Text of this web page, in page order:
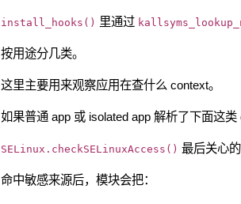
install_hooks() 里通过
按用途分几类。
这里主要用来观察应用在查什么 context。
如果普通 app 或 isolated app 解析了下面这类
SELinux.checkSELinuxAccess() 最后关心
命中敏感来源后，模块会把：